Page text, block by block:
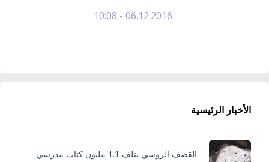
06.12.2016 - 10:08
الأخبار الرئيسية
القصف الروسي يتلف 1.1 مليون كتاب مدرسي